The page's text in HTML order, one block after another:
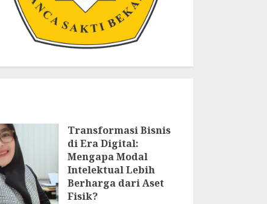
Transformasi Bisnis
di Era Digital:
Mengapa Modal
Intelektual Lebih
Berharga dari Aset
Fisik?